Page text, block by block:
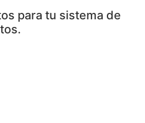
para tu sistema de